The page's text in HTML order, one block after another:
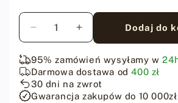
Ilość
Zmniejsz
ilość
dla
Fiebing&#39;s
Leather
Dye
Zwiększ
ilość
dla
Fiebing&#39;s
Leather
Dye
Dodaj do
95% zamówień wysyłamy w
Darmowa dostawa od400 zł
30 dni na zwrot
Gwarancja zakupów do 10